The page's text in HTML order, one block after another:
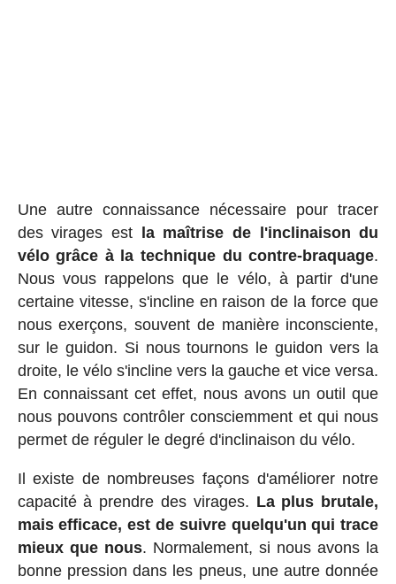
Une autre connaissance nécessaire pour tracer
des virages est
la maîtrise de l'inclinaison du
vélo grâce à la technique du contre-braquage.
Nous vous rappelons que le vélo, à partir d'une
certaine vitesse, s'incline en raison de la force que
nous exerçons, souvent de manière inconsciente,
sur le guidon. Si nous tournons le guidon vers la
droite, le vélo s'incline vers la gauche et vice versa.
En connaissant cet effet, nous avons un outil que
nous pouvons contrôler consciemment et qui nous
permet de réguler le degré d'inclinaison du vélo.
Il existe de nombreuses façons d'améliorer notre
capacité à prendre des virages. La plus brutale,
mais efficace, est de suivre quelqu'un qui trace
mieux que nous. Normalement, si nous avons la
bonne pression dans les pneus, une autre donnée